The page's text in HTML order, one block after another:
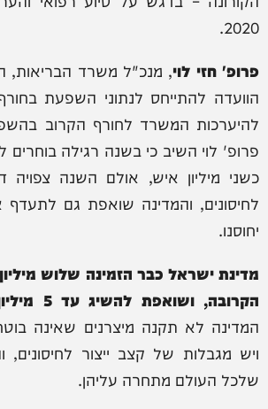
2020.
פרופ' חזי לוי, מנכ"ל משרד הבריאות,
הוועדה להתייחס לנתוני השפעת
להיערכות המשרד לחורף הקרוב
פרופ' לוי השיב כי בשנה רגילה
כשני מיליון איש, אולם השנה צפויה
לחיסונים, והמדינה שואפת גם
יחוסנו.
מדינת ישראל כבר הזמינה שלוש
הקרובה, ושואפת להשיג עד 5 מיליון מנות חיסון
המדינה לא תקנה מיצרנים שאינה
ויש מגבלות של קצב ייצור
שלכל העולם מתחרה עליהן.